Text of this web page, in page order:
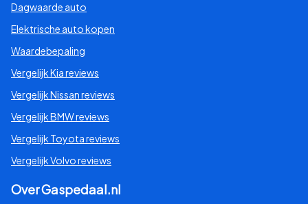
Dagwaarde auto
Elektrische auto kopen
Waardebepaling
Vergelijk Kia reviews
Vergelijk Nissan reviews
Vergelijk BMW reviews
Vergelijk Toyota reviews
Vergelijk Volvo reviews
Over Gaspedaal.nl